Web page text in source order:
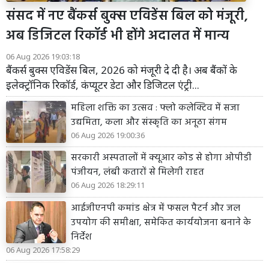
संसद में नए बैंकर्स बुक्स एविडेंस बिल को मंजूरी,
अब डिजिटल रिकॉर्ड भी होंगे अदालत में मान्य
06 Aug 2026 19:03:18
बैंकर्स बुक्स एविडेंस बिल, 2026 को मंजूरी दे दी है। अब बैंकों के
इलेक्ट्रॉनिक रिकॉर्ड, कंप्यूटर डेटा और डिजिटल एंट्री...
महिला शक्ति का उत्सव : फ्लो कलेक्टिव में सजा
उद्यमिता, कला और संस्कृति का अनूठा संगम
06 Aug 2026 19:00:36
सरकारी अस्पतालों में क्यूआर कोड से होगा ओपीडी
पंजीयन, लंबी कतारों से मिलेगी राहत
06 Aug 2026 18:29:11
आईजीएनपी कमांड क्षेत्र में फसल पैटर्न और जल
उपयोग की समीक्षा, समेकित कार्ययोजना बनाने के
निर्देश
06 Aug 2026 17:58:29